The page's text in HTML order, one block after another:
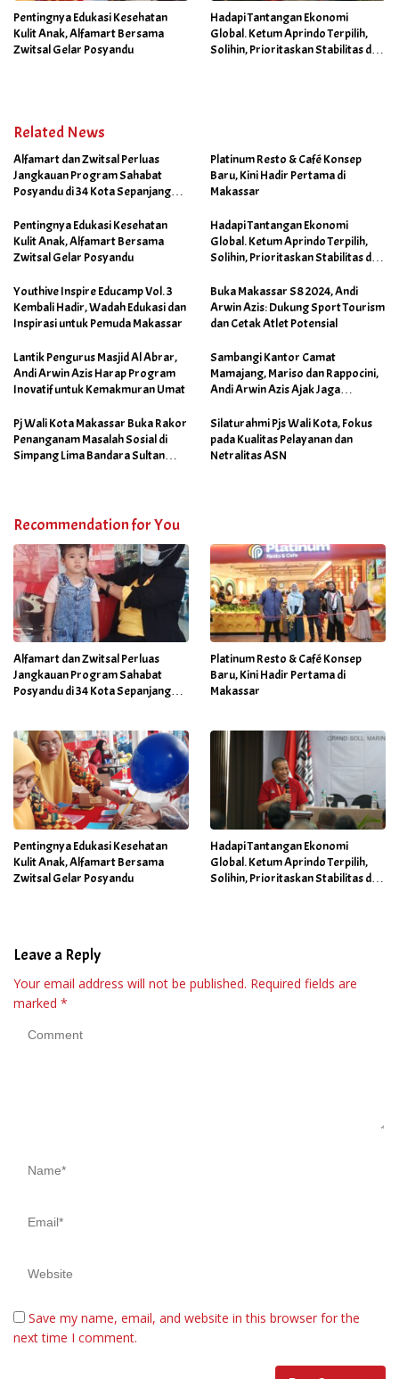
Pentingnya Edukasi Kesehatan
Kulit Anak, Alfamart Bersama
Zwitsal Gelar Posyandu
Hadapi Tantangan Ekonomi
Global. Ketum Aprindo Terpilih,
Solihin, Prioritaskan Stabilitas dan
Related News
Alfamart dan Zwitsal Perluas
Jangkauan Program Sahabat
Posyandu di 34 Kota Sepanjang
Platinum Resto & Café Konsep
Baru, Kini Hadir Pertama di
Makassar
Pentingnya Edukasi Kesehatan
Kulit Anak, Alfamart Bersama
Zwitsal Gelar Posyandu
Hadapi Tantangan Ekonomi
Global. Ketum Aprindo Terpilih,
Solihin, Prioritaskan Stabilitas dan
Youthive Inspire Educamp Vol. 3
Kembali Hadir, Wadah Edukasi dan
Inspirasi untuk Pemuda Makassar
Buka Makassar S8 2024, Andi
Arwin Azis: Dukung Sport Tourism
dan Cetak Atlet Potensial
Lantik Pengurus Masjid Al Abrar,
Andi Arwin Azis Harap Program
Inovatif untuk Kemakmuran Umat
Sambangi Kantor Camat
Mamajang, Mariso dan Rappocini,
Andi Arwin Azis Ajak Jaga
Program Sabtu Bersih
Pj Wali Kota Makassar Buka Rakor
Penanganam Masalah Sosial di
Simpang Lima Bandara Sultan
Silaturahmi Pjs Wali Kota, Fokus
pada Kualitas Pelayanan dan
Netralitas ASN
Recommendation for You
Alfamart dan Zwitsal Perluas
Jangkauan Program Sahabat
Posyandu di 34 Kota Sepanjang
Platinum Resto & Café Konsep
Baru, Kini Hadir Pertama di
Makassar
Pentingnya Edukasi Kesehatan
Kulit Anak, Alfamart Bersama
Zwitsal Gelar Posyandu
Hadapi Tantangan Ekonomi
Global. Ketum Aprindo Terpilih,
Solihin, Prioritaskan Stabilitas dan
Leave a Reply
Your email address will not be published. Required fields are
marked *
Save my name, email, and website in this browser for the
next time I comment.